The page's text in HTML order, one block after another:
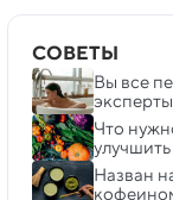
СОВЕТЫ
Вы все
как
Что
Назван